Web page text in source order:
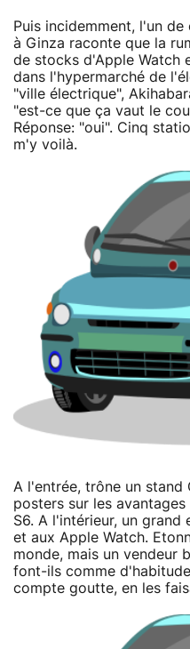
Puis incidemment, l'un
à Ginza raconte que la
de stocks d'Apple Watch
dans l'hypermarché de
"ville électrique",
"est-ce que ça vaut le
Réponse: "oui". Cinq
m'y voilà.
A l'entrée, trône un stand
posters sur les
S6. A l'intérieur, un grand
et aux Apple Watch.
monde, mais un vendeur
font-ils comme
compte goutte, en les